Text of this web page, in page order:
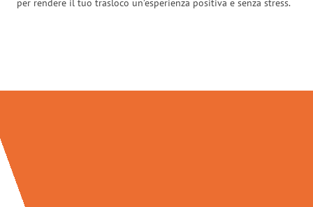
per rendere il tuo trasloco un’esperienza positiva e senza stress.